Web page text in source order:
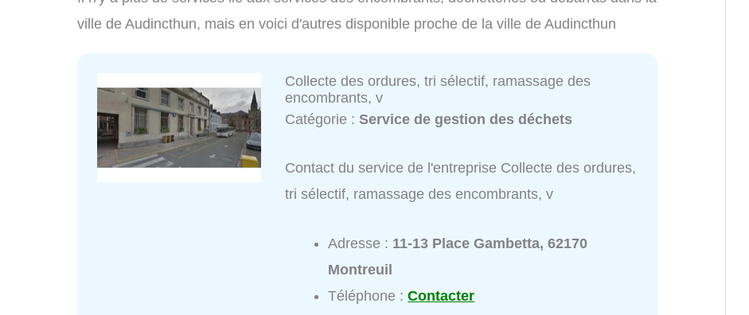
ville de Audincthun, mais en voici d'autres disponible proche de la ville de Audincthun
Collecte des ordures, tri sélectif, ramassage des
encombrants, v
Catégorie :Service de gestion des déchets
Contact du service de l'entreprise Collecte des ordures,
tri sélectif, ramassage des encombrants, v
Adresse : 11-13 Place Gambetta, 62170
Montreuil
Téléphone :Contacter